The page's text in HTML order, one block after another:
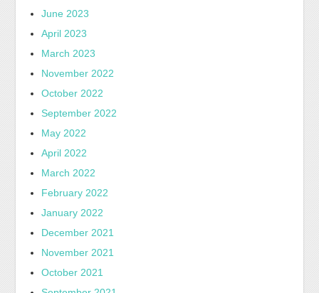
June 2023
April 2023
March 2023
November 2022
October 2022
September 2022
May 2022
April 2022
March 2022
February 2022
January 2022
December 2021
November 2021
October 2021